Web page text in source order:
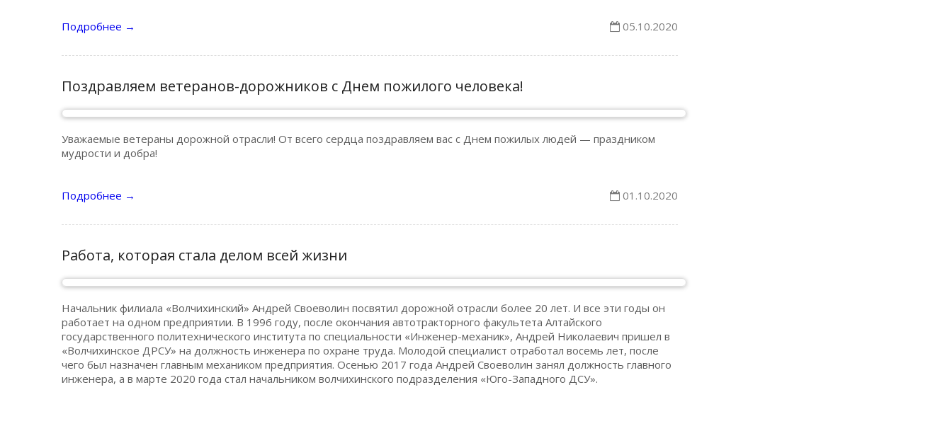
05.10.2020
Подробнее →
Поздравляем ветеранов-дорожников с Днем пожилого человека!
Уважаемые ветераны дорожной отрасли! От всего сердца поздравляем вас с Днем пожилых людей — праздником
мудрости и добра!
01.10.2020
Подробнее →
Работа, которая стала делом всей жизни
Начальник филиала «Волчихинский» Андрей Своеволин посвятил дорожной отрасли более 20 лет. И все эти годы он
работает на одном предприятии. В 1996 году, после окончания автотракторного факультета Алтайского
государственного политехнического института по специальности «Инженер-механик», Андрей Николаевич пришел в
«Волчихинское ДРСУ» на должность инженера по охране труда. Молодой специалист отработал восемь лет, после
чего был назначен главным механиком предприятия. Осенью 2017 года Андрей Своеволин занял должность главного
инженера, а в марте 2020 года стал начальником волчихинского подразделения «Юго-Западного ДСУ».